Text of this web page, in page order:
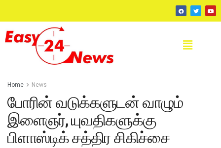
Home News
போரின் வடுக்களுடன் வாழும்
இளைஞர், யுவதிகளுக்கு
பிளாஸ்டிக் சத்திர சிகிச்சை